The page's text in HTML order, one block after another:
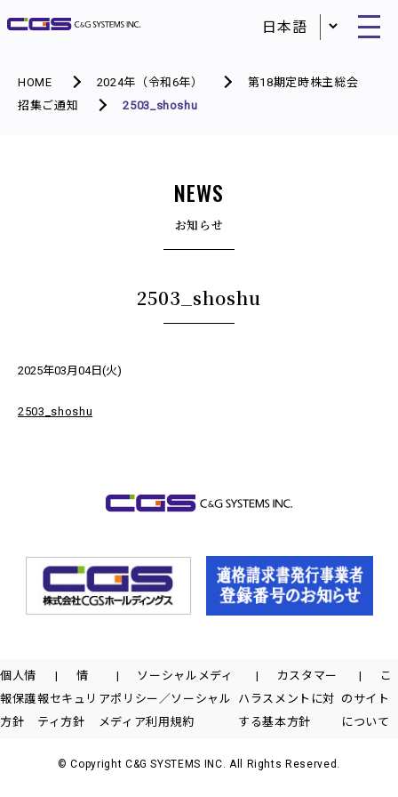
HOME 2024年（令和6年）
第18期定時株主総会
招集ご通知
2503_shoshu
NEWS
お知らせ
2503_shoshu
2025年03月04日(火)
2503_shoshu
個人情
報保護
方針
情
報セキュリ
ティ方針
ソーシャルメディ
アポリシー／ソーシャル
メディア利用規約
カスタマー
ハラスメントに対
する基本方針
こ
のサイト
について
© Copyright C&G SYSTEMS INC. All Rights Reserved.